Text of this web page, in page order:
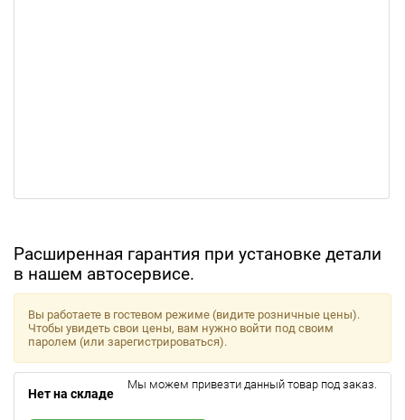
Расширенная гарантия при установке детали
в нашем автосервисе.
Вы работаете в гостевом режиме (видите розничные цены).
Чтобы увидеть свои цены, вам нужно войти под своим
паролем (или зарегистрироваться).
Нет на складе
Мы можем привезти данный товар под заказ.